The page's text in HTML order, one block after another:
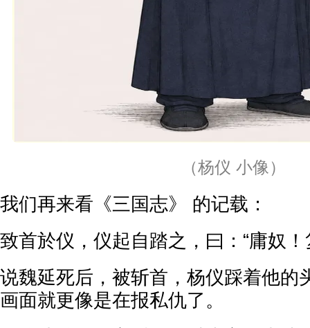
（杨仪 小像）
我们再来看《三国志》 的记载：
致首於仪，仪起自踏之，曰：“庸奴！
说魏延死后，被斩首，杨仪踩着他的
画面就更像是在报私仇了。